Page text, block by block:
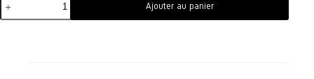
Ajouter au panier